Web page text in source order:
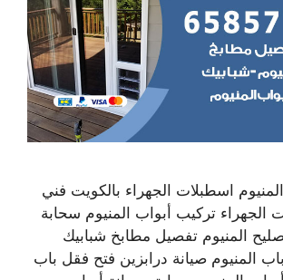
اسطبلات الجهراء بالكويت فني
الجهراء تركيب أبواب المنيوم سحابة
المنيوم تفصيل مطابخ شبابيك
المنيوم صيانة درابزين فتح فقل باب